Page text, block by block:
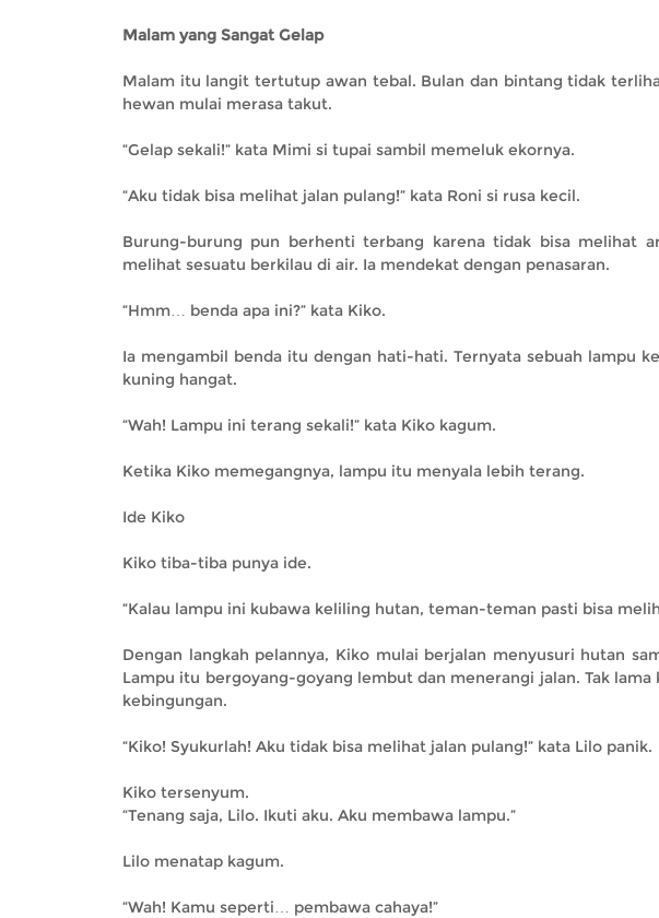
Malam yang Sangat Gelap
Malam itu langit tertutup awan tebal. Bulan dan bintang tidak
hewan mulai merasa takut.
“Gelap sekali!” kata Mimi si tupai sambil memeluk ekornya.
“Aku tidak bisa melihat jalan pulang!” kata Roni si rusa kecil.
Burung-burung pun berhenti terbang karena tidak bisa melihat
melihat sesuatu berkilau di air. Ia mendekat dengan penasaran.
“Hmm… benda apa ini?” kata Kiko.
Ia mengambil benda itu dengan hati-hati. Ternyata sebuah lampu
kuning hangat.
“Wah! Lampu ini terang sekali!” kata Kiko kagum.
Ketika Kiko memegangnya, lampu itu menyala lebih terang.
Ide Kiko
Kiko tiba-tiba punya ide.
“Kalau lampu ini kubawa keliling hutan, teman-teman pasti bisa
Dengan langkah pelannya, Kiko mulai berjalan menyusuri hutan
Lampu itu bergoyang-goyang lembut dan menerangi jalan. Tak
kebingungan.
“Kiko! Syukurlah! Aku tidak bisa melihat jalan pulang!” kata Lilo panik.
Kiko tersenyum.
“Tenang saja, Lilo. Ikuti aku. Aku membawa lampu.”
Lilo menatap kagum.
“Wah! Kamu seperti… pembawa cahaya!”